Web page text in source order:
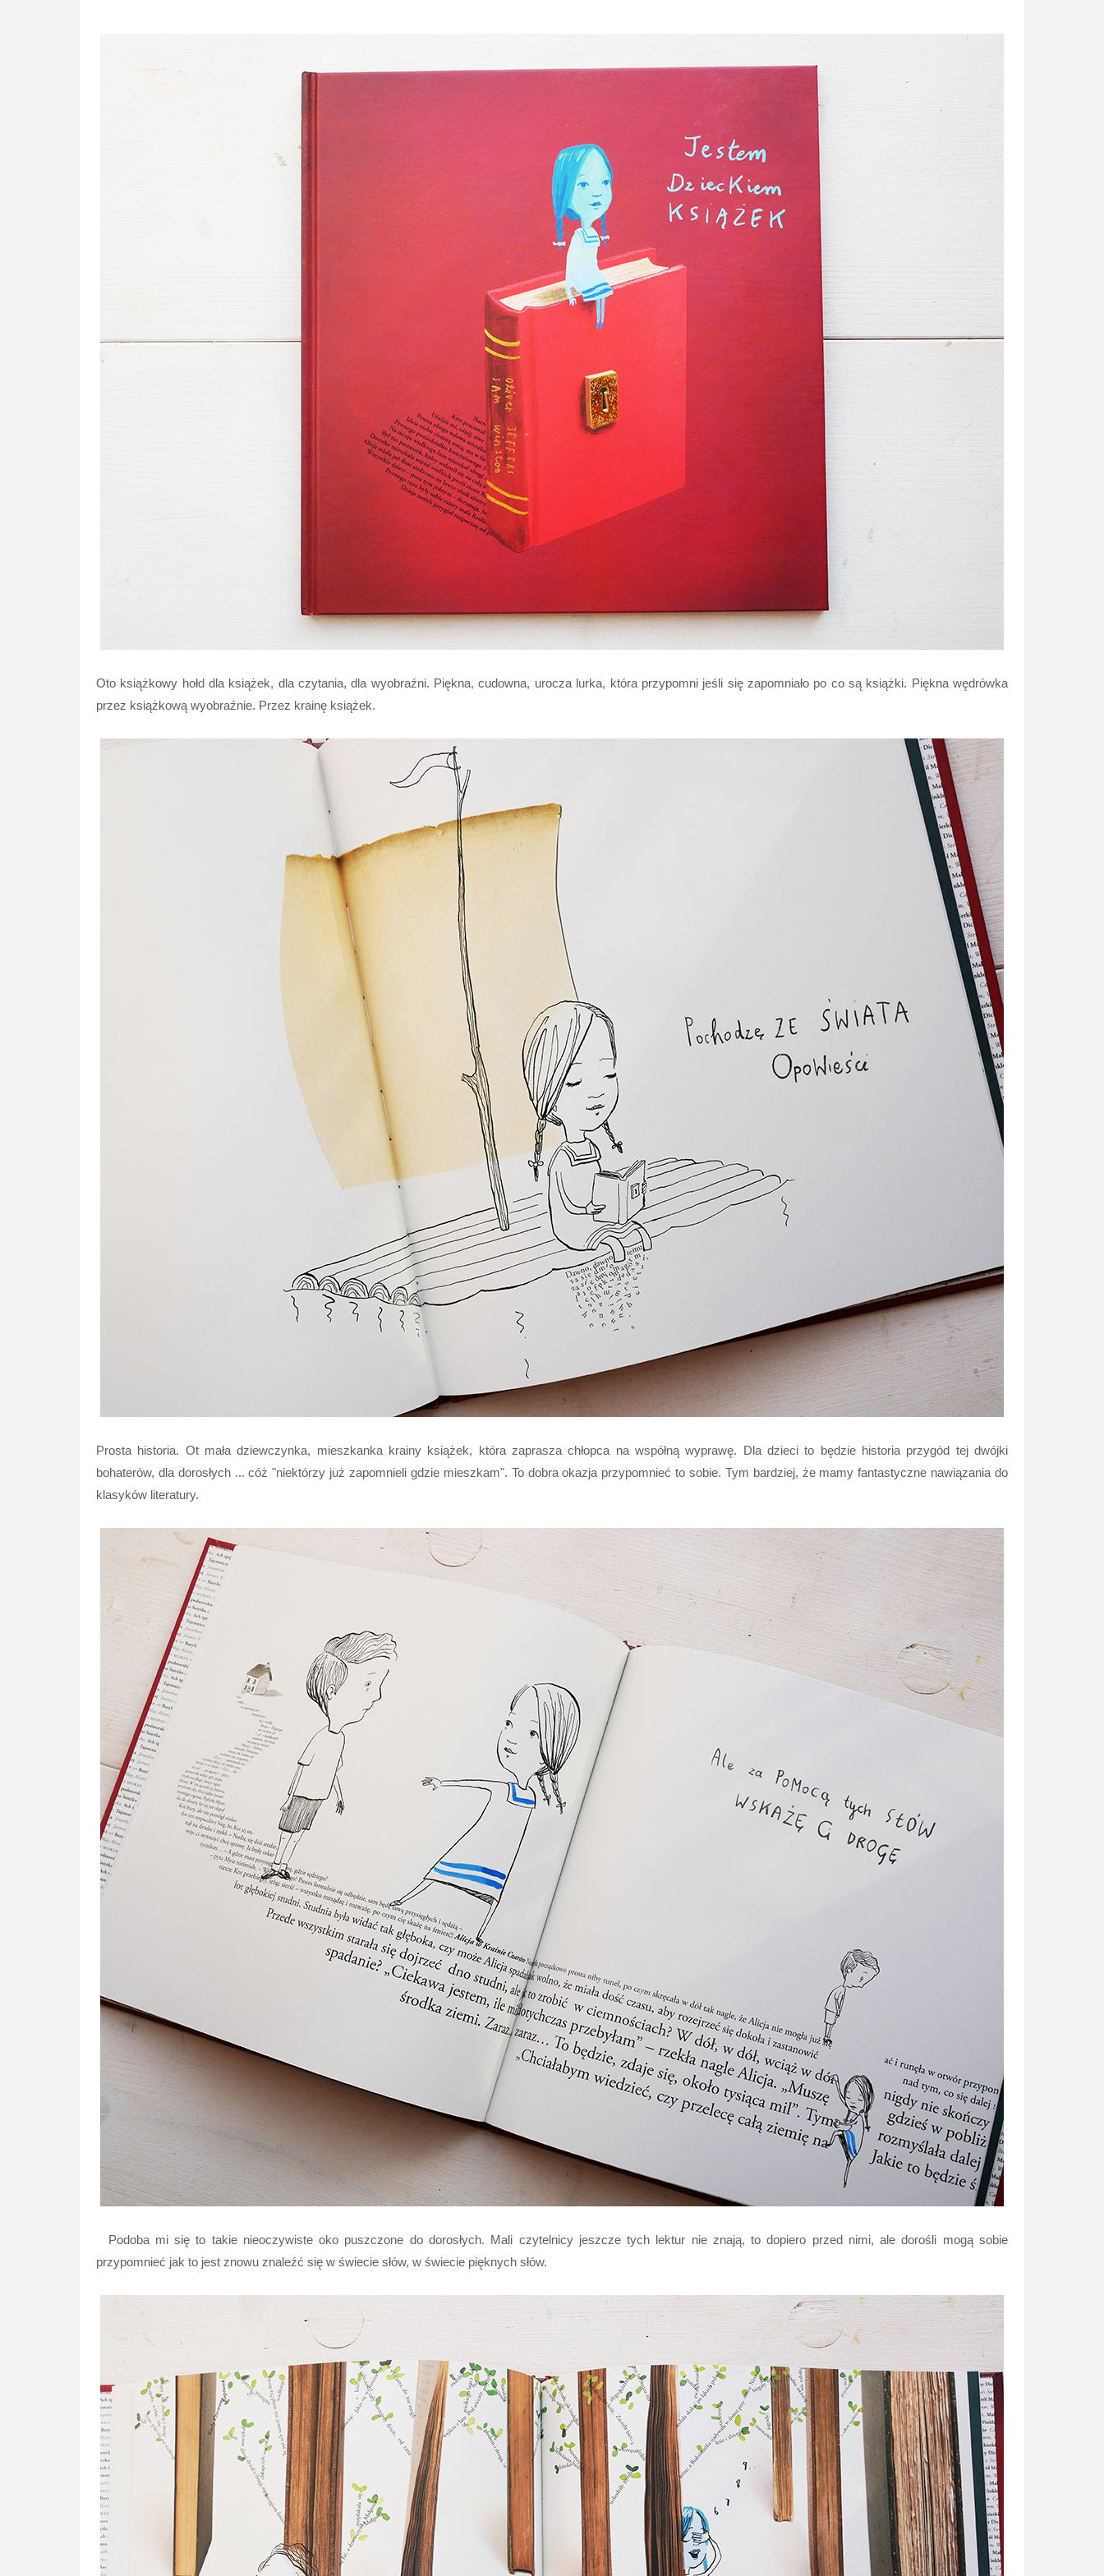
Oto książkowy hołd dla książek, dla czytania, dla wyobraźni. Piękna, cudowna, urocza lurka, która przypomni jeśli się zapomniało po co są książki. Piękna wędrówka
przez książkową wyobraźnie. Przez krainę książek.
Prosta historia. Ot mała dziewczynka, mieszkanka krainy książek, która zaprasza chłopca na współną wyprawę. Dla dzieci to będzie historia przygód tej dwójki
bohaterów, dla dorosłych ... cóż "niektórzy już zapomnieli gdzie mieszkam". To dobra okazja przypomnieć to sobie. Tym bardziej, że mamy fantastyczne nawiązania do
klasyków literatury.
Podoba mi się to takie nieoczywiste oko puszczone do dorosłych. Mali czytelnicy jeszcze tych lektur nie znają, to dopiero przed nimi, ale dorośli mogą sobie
przypomnieć jak to jest znowu znaleźć się w świecie słów, w świecie pięknych słów.